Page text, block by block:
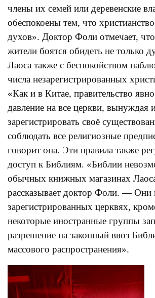
члены их семей или деревенские
обеспокоены тем, что
духов». Доктор Фоли отмечает, что
жители боятся обидеть не только
Лаоса также с беспокойством
числа незарегистрированных
«Как и в Китае, правительство
давление на все церкви, вынуждая
зарегистрировать своё
соблюдать все религиозные
говорит она. Эти правила также
доступ к Библиям. «Библии
обычных книжных магазинах
рассказывает доктор Фоли. — Они
зарегистрированных церквях,
некоторые иностранные группы
разрешение на законный ввоз
массового распространения».